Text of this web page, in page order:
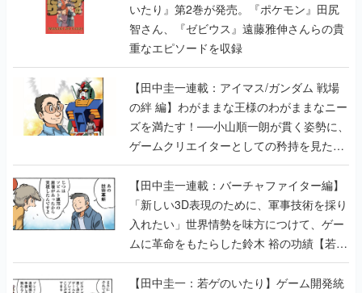
いたり』第2巻が発売。『ポケモン』田尻
智さん、『ゼビウス』遠藤雅伸さんらの貴
重なエピソードを収録
【田中圭一連載：アイマス/ガンダム 戦場
の絆 編】わがままな王様のわがままなニー
ズを満たす！──小山順一朗が貫く姿勢に、
ゲームクリエイターとしての矜持を見た
【若ゲのいたり最終回】
【田中圭一連載：バーチャファイター編】
「新しい3D表現のために、軍事技術を採り
入れたい」世界情勢を味方につけて、ゲー
ムに革命をもたらした鈴木 裕の功績【若ゲ
のいたり】
【田中圭一：若ゲのいたり】ゲーム開発統